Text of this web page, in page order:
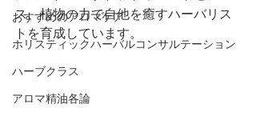
おすすめのアロマケア
ホリスティックハーバルコンサルテーション
ハーブクラス
アロマ精油各論
ス、植物の力で自他を癒すハーバリス
トを育成しています。